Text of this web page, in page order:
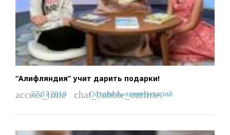
“Алифляндия” учит дарить подарки!
access_time
27.07.2019 chat_bubble_outline
Оставить комментарий